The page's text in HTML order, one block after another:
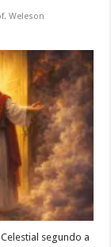
Weleson
segundo a